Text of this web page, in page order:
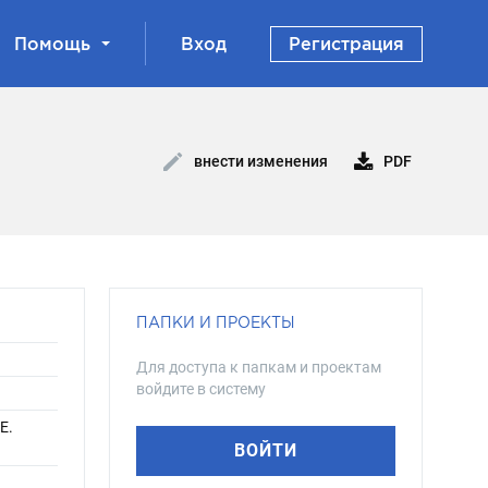
Помощь Вход Регистрация
внести изменения PDF
ПАПКИ И ПРОЕКТЫ
Для доступа к папкам и проектам
войдите в систему
ВОЙТИ